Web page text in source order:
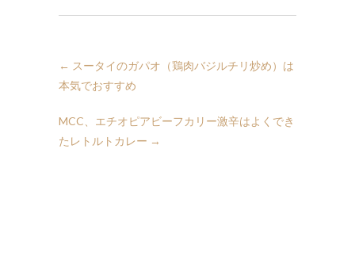
← スータイのガパオ（鶏肉バジルチリ炒め）は
本気でおすすめ
MCC、エチオピアビーフカリー激辛はよくでき
たレトルトカレー →